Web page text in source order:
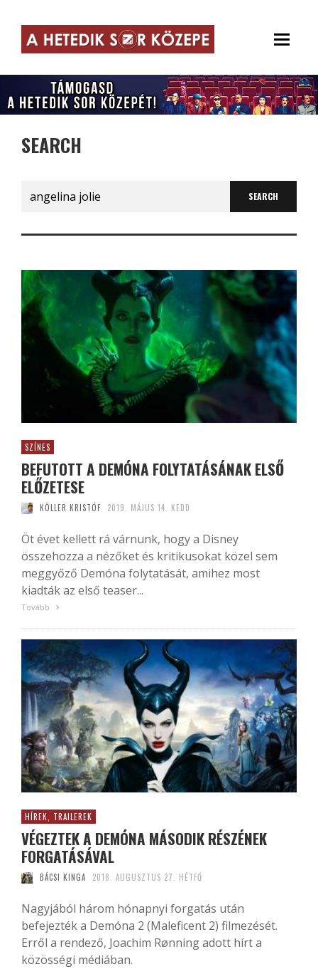
SEARCH
for:
SZÍNES
BEFUTOTT A DEMÓNA FOLYTATÁSÁNAK ELSŐ
ELŐZETESE
KÖLLER KRISTÓF 2019. MÁJUS 14. KEDD
Öt évet kellett rá várnunk, hogy a Disney
összehozza a nézőket és kritikusokat közel sem
meggyőző Demóna folytatását, amihez most
kiadták az első teaser...
Tovább
HÍREK, TRAILEREK
VÉGEZTEK A DEMÓNA MÁSODIK RÉSZÉNEK
FORGATÁSÁVAL
BÁCSI KINGA 2018. AUGUSZTUS 27. HÉTFŐ
Nagyjából három hónapnyi forgatás után
befejezték a Demóna 2 (Maleficent 2) filmezését.
Erről a rendező, Joachim Rønning adott hírt a
közösségi médiában.